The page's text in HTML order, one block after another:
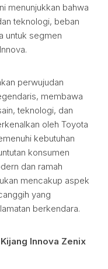
menunjukkan bahwa
teknologi, beban
untuk segmen
perwujudan
membawa
teknologi, dan
oleh Toyota
kebutuhan
konsumen
dan ramah
mencakup aspek
yang
berkendara.
Innova Zenix